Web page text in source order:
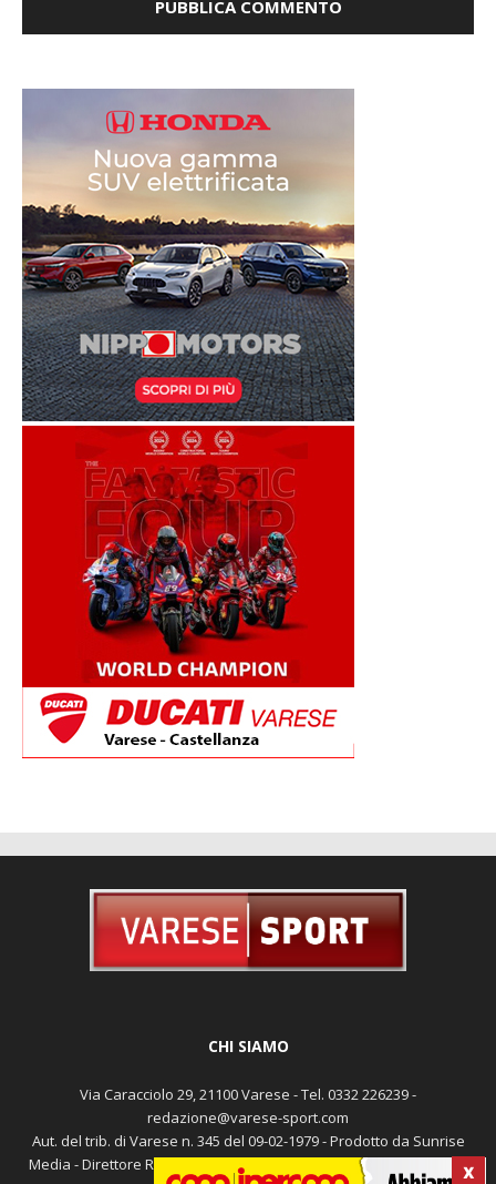
X
CHI SIAMO
Via Caracciolo 29, 21100 Varese - Tel. 0332 226239 -
redazione@varese-sport.com
Aut. del trib. di Varese n. 345 del 09-02-1979 - Prodotto da Sunrise
Media - Direttore Responsabile: Michele Marocco -Cookie policy